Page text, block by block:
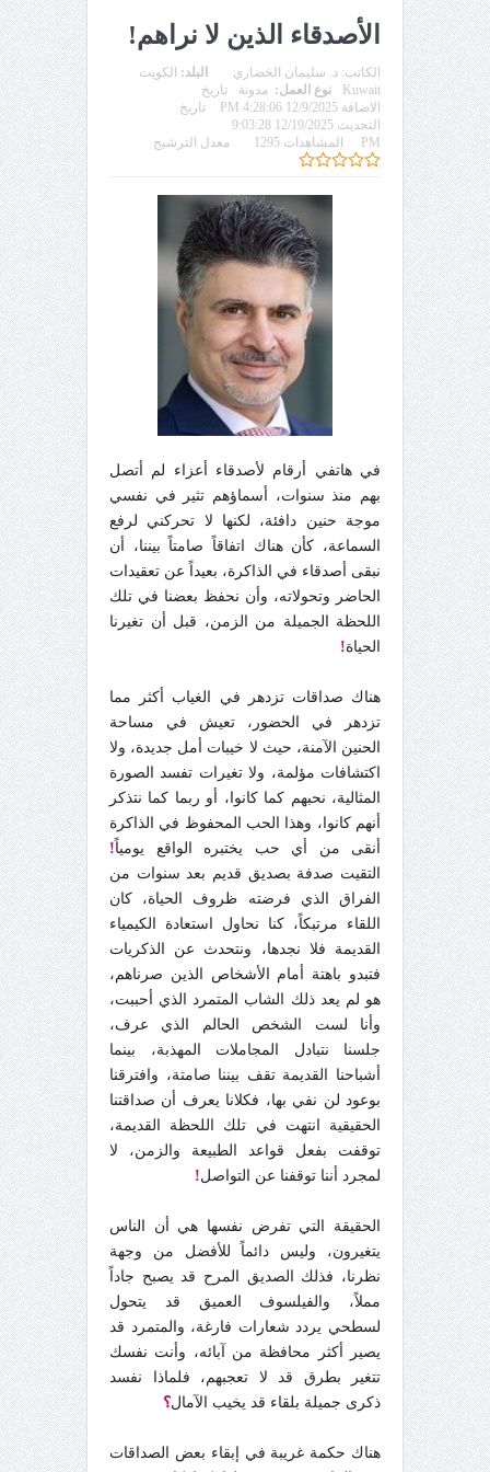
الأصدقاء الذين لا نراهم!
الكاتب: د. سليمان الخضاري البلد: الكويت
Kuwait
نوع العمل: مدونة
تاريخ
الاضافة 12/9/2025 4:28:06 PM
تاريخ
التحديث 12/19/2025 9:03:28
PM
المشاهدات 1295 معدل الترشيح
في هاتفي أرقام لأصدقاء أعزاء لم أتصل
بهم منذ سنوات، أسماؤهم تثير في نفسي
موجة حنين دافئة، لكنها لا تحركني لرفع
السماعة، كأن هناك اتفاقاً صامتاً بيننا، أن
نبقى أصدقاء في الذاكرة، بعيداً عن تعقيدات
الحاضر وتحولاته، وأن نحفظ بعضنا في تلك
اللحظة الجميلة من الزمن، قبل أن تغيرنا
الحياة!
هناك صداقات تزدهر في الغياب أكثر مما
تزدهر في الحضور، تعيش في مساحة
الحنين الآمنة، حيث لا خيبات أمل جديدة، ولا
اكتشافات مؤلمة، ولا تغيرات تفسد الصورة
المثالية، نحبهم كما كانوا، أو ربما كما نتذكر
أنهم كانوا، وهذا الحب المحفوظ في الذاكرة
أنقى من أي حب يختبره الواقع يومياً!
التقيت صدفة بصديق قديم بعد سنوات من
الفراق الذي فرضته ظروف الحياة، كان
اللقاء مرتبكاً، كنا نحاول استعادة الكيمياء
القديمة فلا نجدها، ونتحدث عن الذكريات
فتبدو باهتة أمام الأشخاص الذين صرناهم،
هو لم يعد ذلك الشاب المتمرد الذي أحببت،
وأنا لست الشخص الحالم الذي عرف،
جلسنا نتبادل المجاملات المهذبة، بينما
أشباحنا القديمة تقف بيننا صامتة، وافترقنا
بوعود لن نفي بها، فكلانا يعرف أن صداقتنا
الحقيقية انتهت في تلك اللحظة القديمة،
توقفت بفعل قواعد الطبيعة والزمن، لا
لمجرد أننا توقفنا عن التواصل!
الحقيقة التي تفرض نفسها هي أن الناس
يتغيرون، وليس دائماً للأفضل من وجهة
نظرنا، فذلك الصديق المرح قد يصبح جاداً
مملاً، والفيلسوف العميق قد يتحول
لسطحي يردد شعارات فارغة، والمتمرد قد
يصير أكثر محافظة من آبائه، وأنت نفسك
تتغير بطرق قد لا تعجبهم، فلماذا نفسد
ذكرى جميلة بلقاء قد يخيب الآمال؟
هناك حكمة غريبة في إبقاء بعض الصداقات